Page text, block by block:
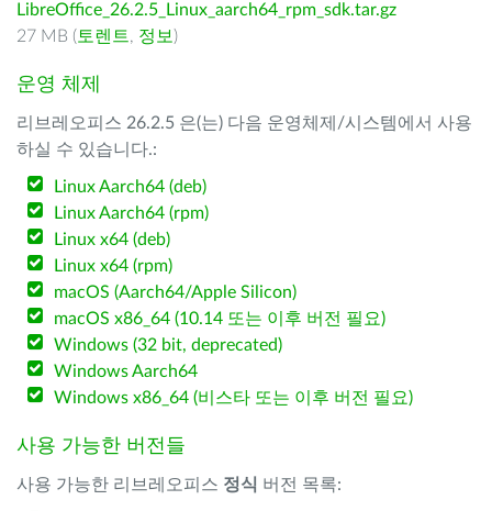
LibreOffice_26.2.5_Linux_aarch64_rpm_sdk.tar.gz
27 MB ( 토렌트, 정보 )
운영 체제
리브레오피스 26.2.5 은(는) 다음 운영체제/시스템에서 사용
하실 수 있습니다.:
Linux Aarch64 (deb)
Linux Aarch64 (rpm)
Linux x64 (deb)
Linux x64 (rpm)
macOS (Aarch64/Apple Silicon)
macOS x86_64 (10.14 또는 이후 버전 필요)
Windows (32 bit, deprecated)
Windows Aarch64
Windows x86_64 (비스타 또는 이후 버전 필요)
사용 가능한 버전들
사용 가능한 리브레오피스 정식 버전 목록: